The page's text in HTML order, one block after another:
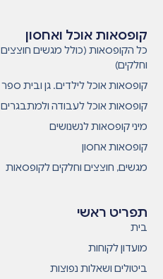
תפריט ראשי
בית
מועדון לקוחות
ביטולים ושאלות נפוצות
קופסאות אוכל ואחסון
כל הקופסאות (כולל מגשים חוצצים
וחלקים)
קופסאות אוכל לילדים. גן ובית ספר
קופסאות אוכל לעבודה ולמתבגרים
מיני קופסאות לנשנושים
קופסאות אחסון
מגשים, חוצצים וחלקים לקופסאות